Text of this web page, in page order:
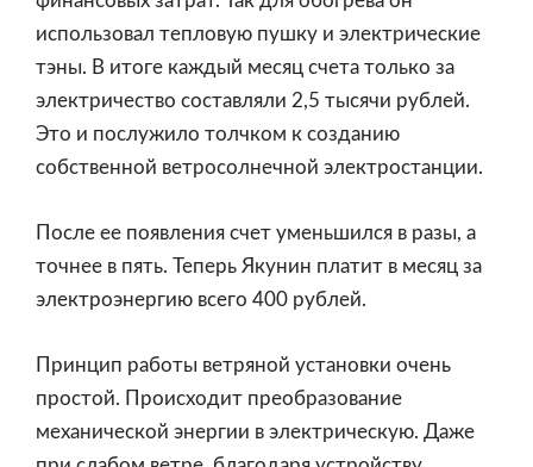
использовал тепловую пушку и электрические
тэны. В итоге каждый месяц счета только за
электричество составляли 2,5 тысячи рублей.
Это и послужило толчком к созданию
собственной ветросолнечной электростанции.
После ее появления счет уменьшился в разы, а
точнее в пять. Теперь Якунин платит в месяц за
электроэнергию всего 400 рублей.
Принцип работы ветряной установки очень
простой. Происходит преобразование
механической энергии в электрическую. Даже